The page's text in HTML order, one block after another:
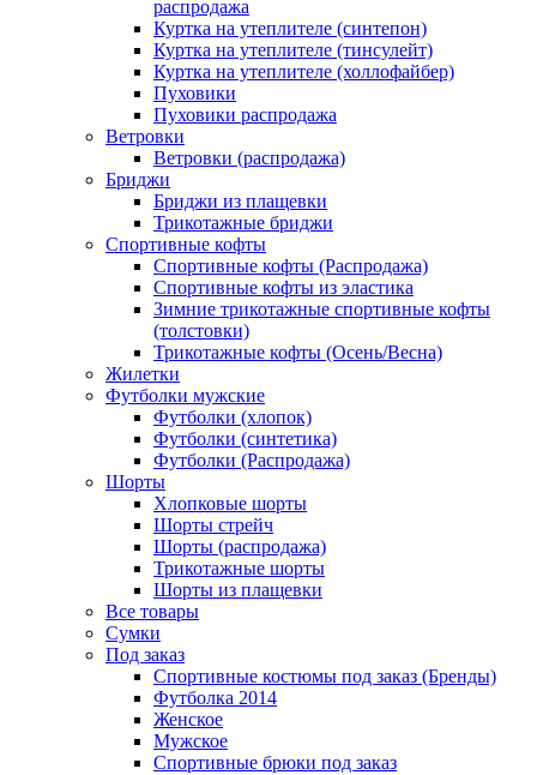
распродажа
Куртка на утеплителе (синтепон)
Куртка на утеплителе (тинсулейт)
Куртка на утеплителе (холлофайбер)
Пуховики
Пуховики распродажа
Ветровки
Ветровки (распродажа)
Бриджи
Бриджи из плащевки
Трикотажные бриджи
Спортивные кофты
Спортивные кофты (Распродажа)
Спортивные кофты из эластика
Зимние трикотажные спортивные кофты
(толстовки)
Трикотажные кофты (Осень/Весна)
Жилетки
Футболки мужские
Футболки (хлопок)
Футболки (синтетика)
Футболки (Распродажа)
Шорты
Хлопковые шорты
Шорты стрейч
Шорты (распродажа)
Трикотажные шорты
Шорты из плащевки
Все товары
Сумки
Под заказ
Спортивные костюмы под заказ (Бренды)
Футболка 2014
Женское
Мужское
Спортивные брюки под заказ